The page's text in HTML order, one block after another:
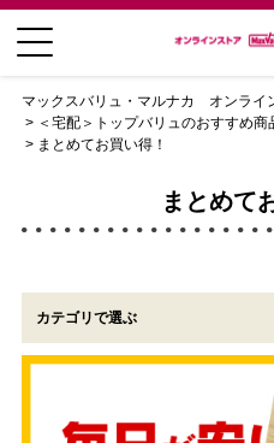
マックスバリュ・マルナカ オンライ
＜宅配＞トップバリュのおすすめ商
まとめてお買い得！
まとめて
カテゴリで選ぶ